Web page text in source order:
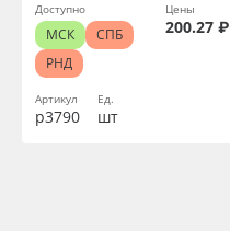
Артикул
р3790
Ед.
шт
Цены
200.27 ₽
Доступно
МСК
СПБ
РНД